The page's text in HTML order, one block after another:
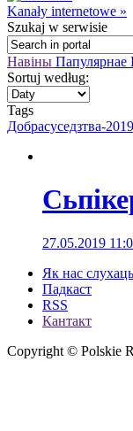
Kanały internetowe »
Szukaj w serwisie
Навіны Папулярнае
Sortuj według:
Tags
Добрасуседзтва-2019
27.05.2019
Як нас слухаць
Падкаст
RSS
Кантакт
Copyright © Polskie